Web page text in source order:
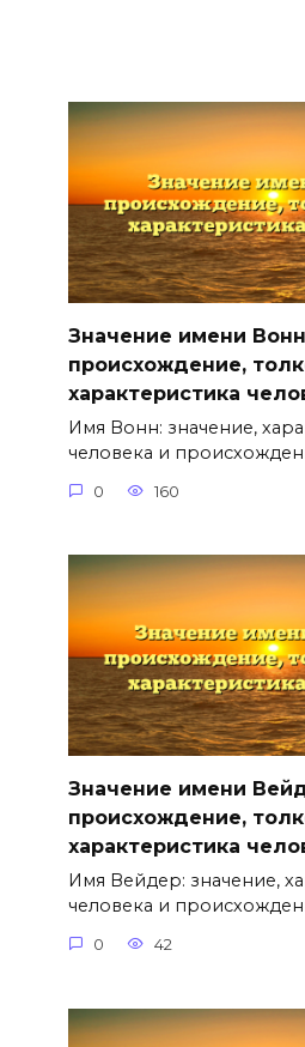
Значение имени
происхождение,
характеристика
Имя Вонн: значение,
человека и
0 160
Значение имени
происхождение,
характеристика
Имя Вейдер: значение,
человека и
0 42